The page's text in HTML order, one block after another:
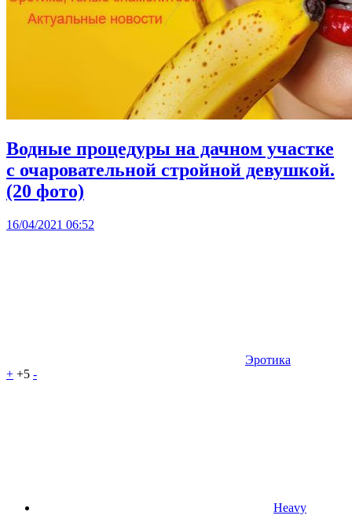
Водные процедуры на дачном участке
с очаровательной стройной девушкой.
(20 фото)
16/04/2021 06:52
Эротика
+ +5 -
Heavy